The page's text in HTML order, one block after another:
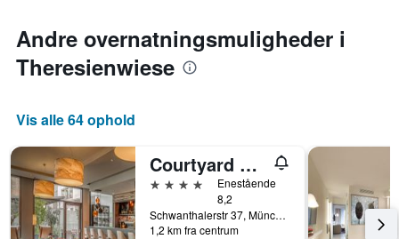
Andre overnatningsmuligheder i
Theresienwiese
Vis alle 64 ophold
Courtyard by Marriott Munich City Center
4 stjerner
Enestående
8,2
Schwanthalerstr 37, München, Bayern, Tyskland
1,2 km fra centrum